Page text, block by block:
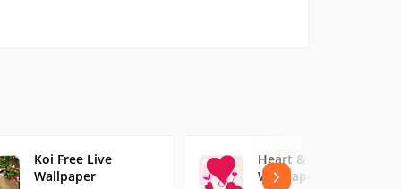
Koi Free Live
Wallpaper
Heart & Feeling Live
Wallpaper